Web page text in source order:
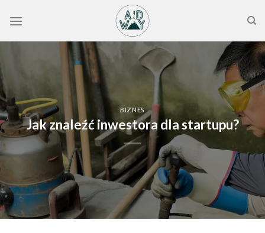
BIZNES
Jak znaleźć inwestora dla startupu?